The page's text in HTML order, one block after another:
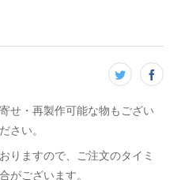
せ・再製作可能な物もござい
さい。
りますので、ご注文のタイミ
がございます。